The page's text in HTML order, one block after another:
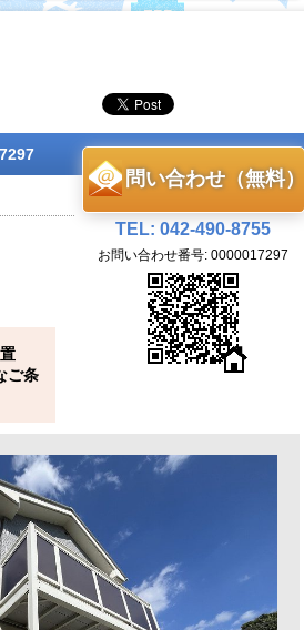
ご条
問い合わせ（無料）
TEL: 042-490-8755
お問い合わせ番号: 0000017297